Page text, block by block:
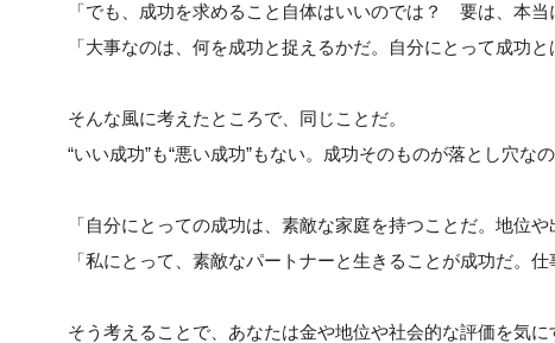
「でも、成功を求めること自体はいいのでは？ 要は、本当
「大事なのは、何を成功と捉えるかだ。自分にとって成功と
そんな風に考えたところで、同じことだ。
“いい成功”も“悪い成功”もない。成功そのものが落とし穴
「自分にとっての成功は、素敵な家庭を持つことだ。地位や
「私にとって、素敵なパートナーと生きることが成功だ。仕
そう考えることで、あなたは金や地位や社会的な評価を気